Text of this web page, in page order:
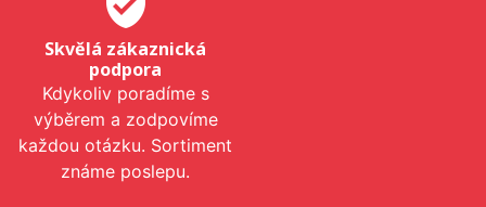
Skvělá zákaznická
podpora
Kdykoliv poradíme s
výběrem a zodpovíme
každou otázku. Sortiment
známe poslepu.